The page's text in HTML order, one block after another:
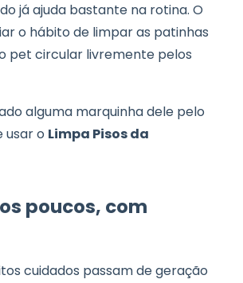
já ajuda bastante na rotina. O
o hábito de limpar as patinhas
pet circular livremente pelos
alguma marquinha dele pelo
usar o Limpa Pisos da
poucos, com
cuidados passam de geração